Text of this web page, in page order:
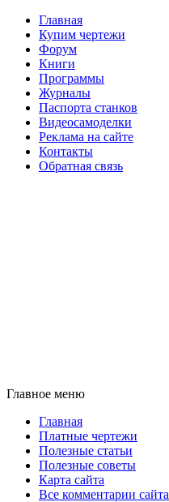
Главная
Купим чертежи
Форум
Книги
Программы
Журналы
Паспорта станков
Видеосамоделки
Реклама на сайте
Контакты
Обратная связь
Главное меню
Главная
Платные чертежи
Полезные статьи
Полезные советы
Карта сайта
Все комментарии сайта